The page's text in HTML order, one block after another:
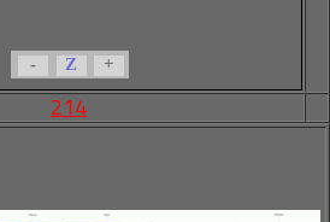
- Z +
214